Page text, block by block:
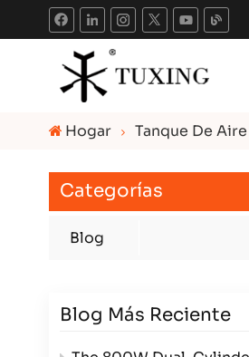
Hogar Tanque De
Categorías
Blog
Blog Más Reciente